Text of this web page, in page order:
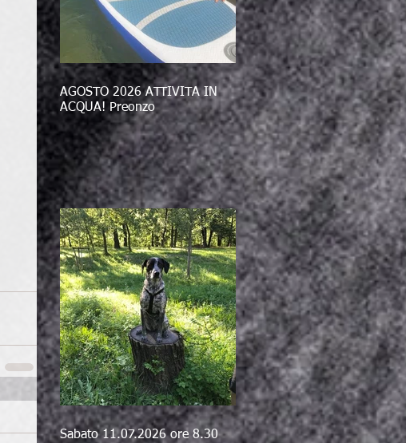
AGOSTO 2026 ATTIVITÀ IN
ACQUA! Preonzo
Sabato 11.07.2026 ore 8.30